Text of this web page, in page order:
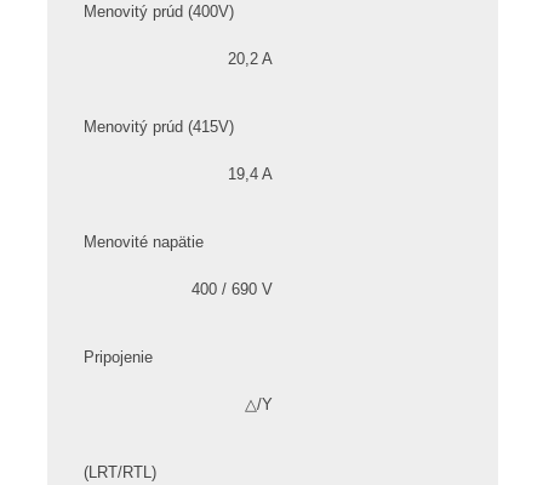
Menovitý prúd (400V)
20,2 A
Menovitý prúd (415V)
19,4 A
Menovité napätie
400 / 690 V
Pripojenie
△/Y
(LRT/RTL)